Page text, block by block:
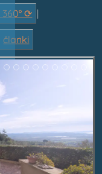
⟳ |
članki